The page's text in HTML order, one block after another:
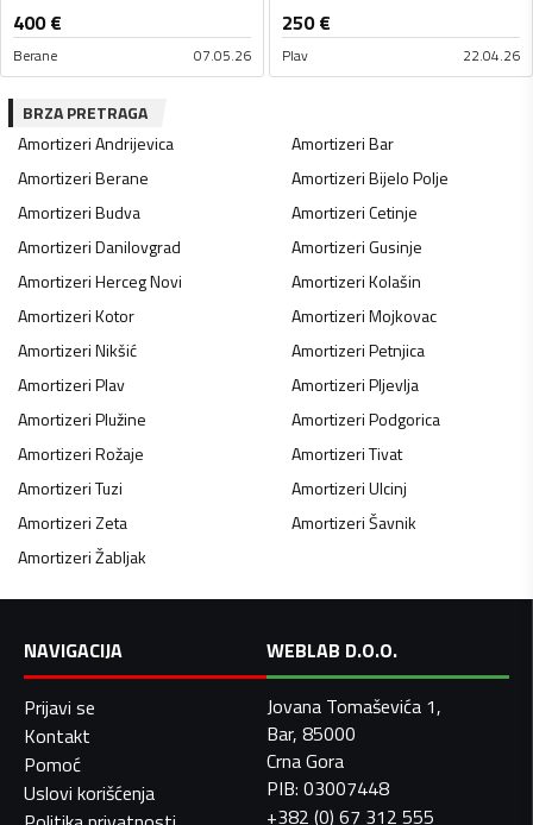
400€
Berane 07.05.26
250€
Plav 22.04.26
BRZA PRETRAGA
AmortizeriAndrijevica AmortizeriBar
AmortizeriBerane AmortizeriBijelo Polje
AmortizeriBudva AmortizeriCetinje
AmortizeriDanilovgrad AmortizeriGusinje
AmortizeriHerceg Novi AmortizeriKolašin
AmortizeriKotor AmortizeriMojkovac
AmortizeriNikšić AmortizeriPetnjica
AmortizeriPlav AmortizeriPljevlja
AmortizeriPlužine AmortizeriPodgorica
AmortizeriRožaje AmortizeriTivat
AmortizeriTuzi AmortizeriUlcinj
AmortizeriZeta AmortizeriŠavnik
AmortizeriŽabljak
NAVIGACIJA
Prijavi se
Kontakt
Pomoć
Uslovi korišćenja
WEBLAB D.O.O.
Jovana Tomaševića 1,
Bar, 85000
Crna Gora
PIB: 03007448
+382 (0) 67 312 555